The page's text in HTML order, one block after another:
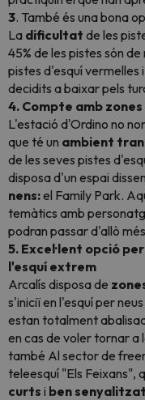
3. També és una bona
La dificultat de les
45% de les pistes són
pistes d'esquí vermelles
decidits a baixar pels
4. Compte amb
L'estació d'Ordino no
que té un ambient
de les seves pistes
disposa d'un espai
nens:el Family Park.
temàtics amb
podran passar d'allò
5. Excel·lent opció
l'esquí extrem
Arcalís disposa de
s'iniciï en l'esquí per
estan totalment
en cas de voler tornar a
també Al sector de
teleesquí "Els Feixans",
curts i ben